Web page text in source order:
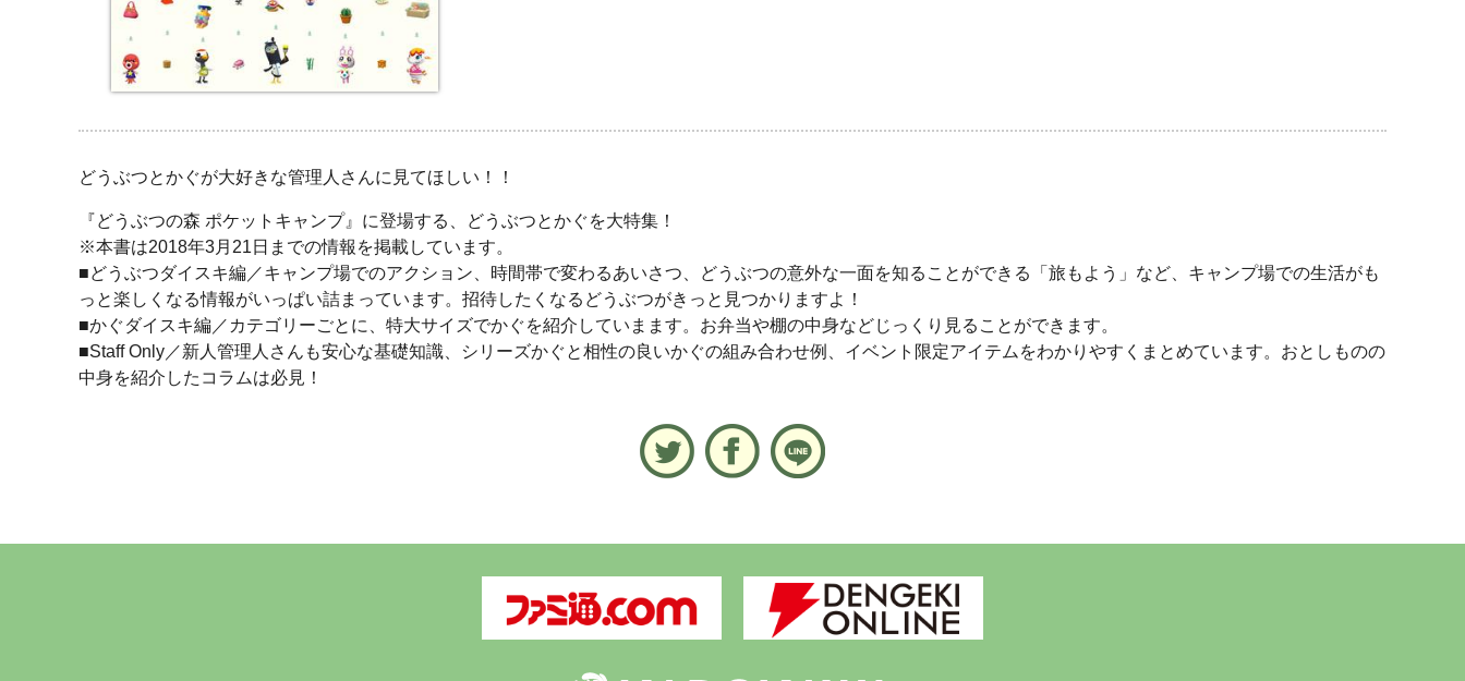
どうぶつとかぐが大好きな管理人さんに見てほしい！！
『どうぶつの森 ポケットキャンプ』に登場する、どうぶつとかぐを大特集！
※本書は2018年3月21日までの情報を掲載しています。
■どうぶつダイスキ編／キャンプ場でのアクション、時間帯で変わるあいさつ、どうぶつの意外な一面を知ることができる「旅もよう」など、キャンプ場での生活がも
っと楽しくなる情報がいっぱい詰まっています。招待したくなるどうぶつがきっと見つかりますよ！
■かぐダイスキ編／カテゴリーごとに、特大サイズでかぐを紹介していまます。お弁当や棚の中身などじっくり見ることができます。
■Staff Only／新人管理人さんも安心な基礎知識、シリーズかぐと相性の良いかぐの組み合わせ例、イベント限定アイテムをわかりやすくまとめています。おとしものの
中身を紹介したコラムは必見！